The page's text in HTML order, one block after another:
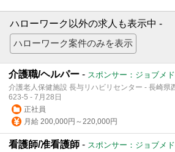
ハローワーク以外の求人も表示中 -
介護職/ヘルパー - スポンサー：ジョブメ
介護老人保健施設 長与リハビリセンター - 長崎県
623-5 - 7月28日
正社員
月給 200,000円～220,000円
看護師/准看護師 - スポンサー：ジョブメ